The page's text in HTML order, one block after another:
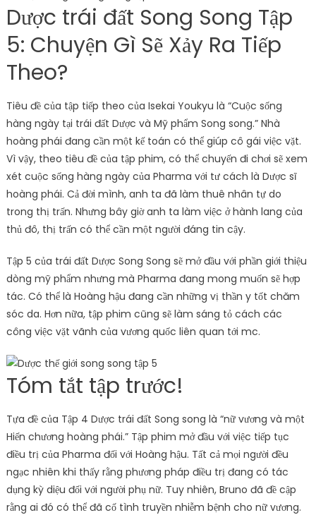
Dược trái đất Song Song Tập
5: Chuyện Gì Sẽ Xảy Ra Tiếp
Theo?
Tiêu đề của tập tiếp theo của Isekai Youkyu là “Cuộc sống
hàng ngày tại trái đất Dược và Mỹ phẩm Song song.” Nhà
hoàng phái đang cần một kế toán có thể giúp cô gái việc vặt.
Vì vậy, theo tiêu đề của tập phim, có thể chuyến đi chơi sẽ xem
xét cuộc sống hàng ngày của Pharma với tư cách là Dược sĩ
hoàng phái. Cả đời mình, anh ta đã làm thuê nhân tự do
trong thị trấn. Nhưng bây giờ anh ta làm việc ở hành lang của
thủ đô, thị trấn có thể cần một người đáng tin cậy.
Tập 5 của trái đất Dược Song Song sẽ mở đầu với phần giới thiệu
dòng mỹ phẩm nhưng mà Pharma đang mong muốn sẽ hợp
tác. Có thể là Hoàng hậu đang cần những vị thần y tốt chăm
sóc da. Hơn nữa, tập phim cũng sẽ làm sáng tỏ cách các
công việc vặt vãnh của vương quốc liên quan tới mc.
Tóm tắt tập trước!
Tựa đề của Tập 4 Dược trái đất Song song là “nữ vương và một
Hiến chương hoàng phái.” Tập phim mở đầu với việc tiếp tục
điều trị của Pharma đối với Hoàng hậu. Tất cả mọi người đều
ngạc nhiên khi thấy rằng phương pháp điều trị đang có tác
dụng kỳ diệu đối với người phụ nữ. Tuy nhiên, Bruno đã đề cập
rằng ai đó có thể đã cố tình truyền nhiễm bệnh cho nữ vương.